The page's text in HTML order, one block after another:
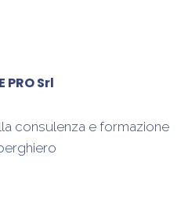
PRO Srl
consulenza e formazione